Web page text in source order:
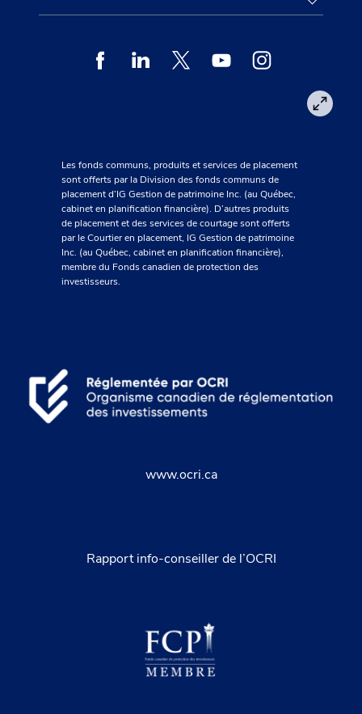
FacebookLinkedinTwitterYoutubeInstagram
Les fonds communs, produits et services de placement
sont offerts par la Division des fonds communs de
placement d’IG Gestion de patrimoine Inc. (au Québec,
cabinet en planification financière). D’autres produits
de placement et des services de courtage sont offerts
par le Courtier en placement, IG Gestion de patrimoine
Inc. (au Québec, cabinet en planification financière),
membre du Fonds canadien de protection des
investisseurs.
www.ocri.ca
Rapport info-conseiller de l’OCRI